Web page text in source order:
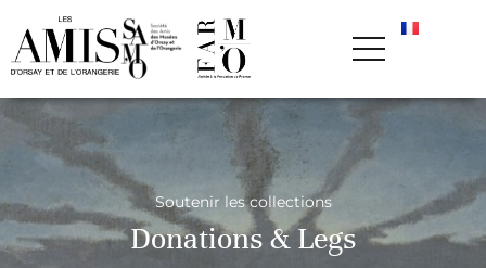
Soutenir les collections
Donations & Legs